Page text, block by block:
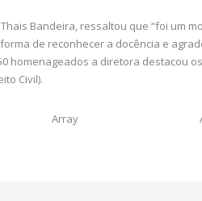
Thais Bandeira, ressaltou que “foi um
de reconhecer a docência e
homenageados a diretora destacou
Civil).
Array